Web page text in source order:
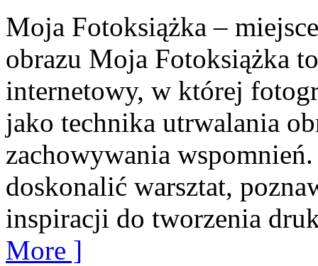
Moja Fotoksiążka –
obrazu Moja Fotoksiążka
internetowy, w której
jako technika utrwalania
zachowywania
doskonalić warsztat,
inspiracji do tworzenia
More ]